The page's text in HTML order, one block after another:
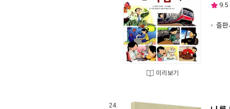
미리보기
9.5
출판
24.